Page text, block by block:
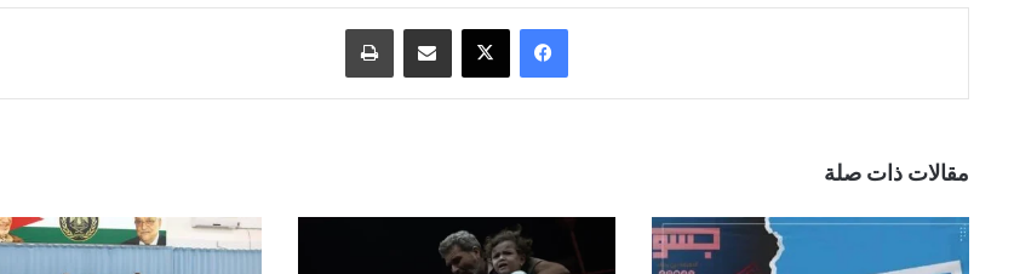
فيسبوك ‫X مشاركة عبر البريد طباعة
مقالات ذات صلة